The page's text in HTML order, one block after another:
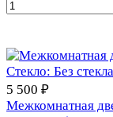
5 500 ₽
Межкомнатная